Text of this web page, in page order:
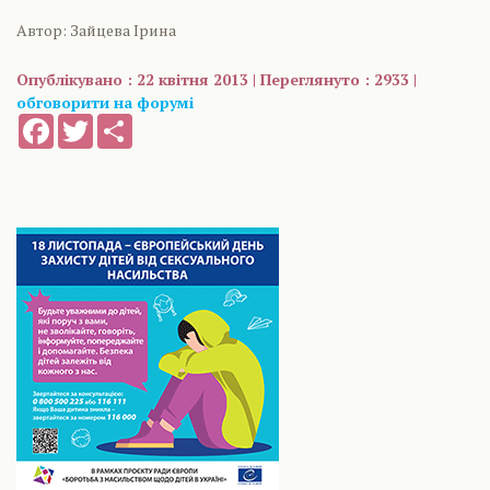
Автор: Зайцева Ірина
Опублікувано : 22 квітня 2013 | Переглянуто : 2933 |
обговорити на форумі
FacebookTwitter